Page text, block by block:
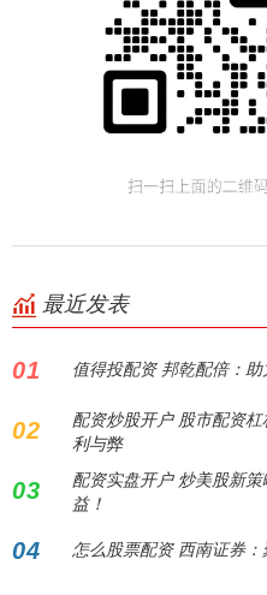
最近发表
01 值得投配资 邦乾配倍：
02
配资炒股开户 股市配资
利与弊
03
配资实盘开户 炒美股新
益！
04 怎么股票配资 西南证券